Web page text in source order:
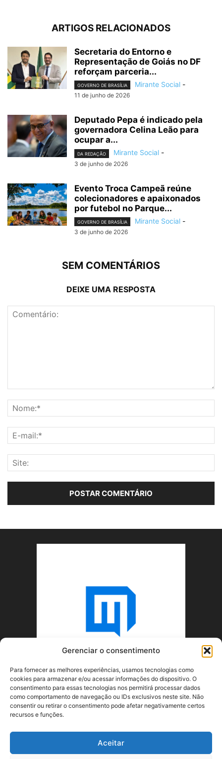
Gerenciar o consentimento
Para fornecer as melhores experiências, usamos tecnologias como
cookies para armazenar e/ou acessar informações do dispositivo. O
consentimento para essas tecnologias nos permitirá processar dados
como comportamento de navegação ou IDs exclusivos neste site. Não
consentir ou retirar o consentimento pode afetar negativamente certos
recursos e funções.
Aceitar
ARTIGOS RELACIONADOS
Secretaria do Entorno e
Representação de Goiás no DF
reforçam parceria...
GOVERNO DE BRASÍLIA Mirante Social -
11 de junho de 2026
Deputado Pepa é indicado pela
governadora Celina Leão para
ocupar a...
DA REDAÇÃO Mirante Social -
3 de junho de 2026
Evento Troca Campeã reúne
colecionadores e apaixonados
por futebol no Parque...
GOVERNO DE BRASÍLIA Mirante Social -
3 de junho de 2026
SEM COMENTÁRIOS
DEIXE UMA RESPOSTA
SIGA-NOS